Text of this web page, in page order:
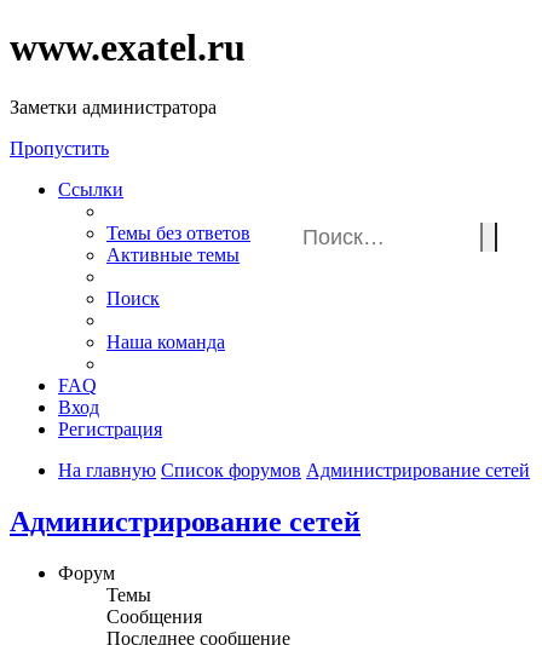
www.exatel.ru
Заметки администратора
Пропустить
Ссылки
Темы без ответов
Активные темы
Поиск
Наша команда
FAQ
Вход
Регистрация
На главную Список форумов Администрирование сетей
Администрирование сетей
Форум
Темы
Сообщения
Последнее сообщение